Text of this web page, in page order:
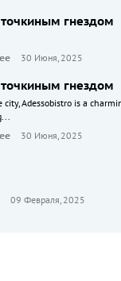
гнездом
30 Июня, 2025
гнездом
Adessobistro is a
30 Июня, 2025
09 Февраля, 2025